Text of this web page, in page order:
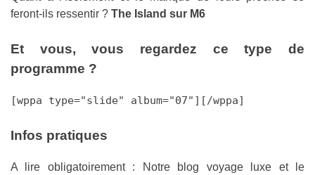
feront-ils ressentir ? The Island sur M6
Et vous, vous regardez ce type de
programme ?
[wppa type="slide" album="07"][/wppa]
Infos pratiques
A lire obligatoirement : Notre blog voyage luxe et le